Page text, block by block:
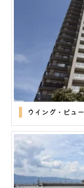
ウイング・ビュー